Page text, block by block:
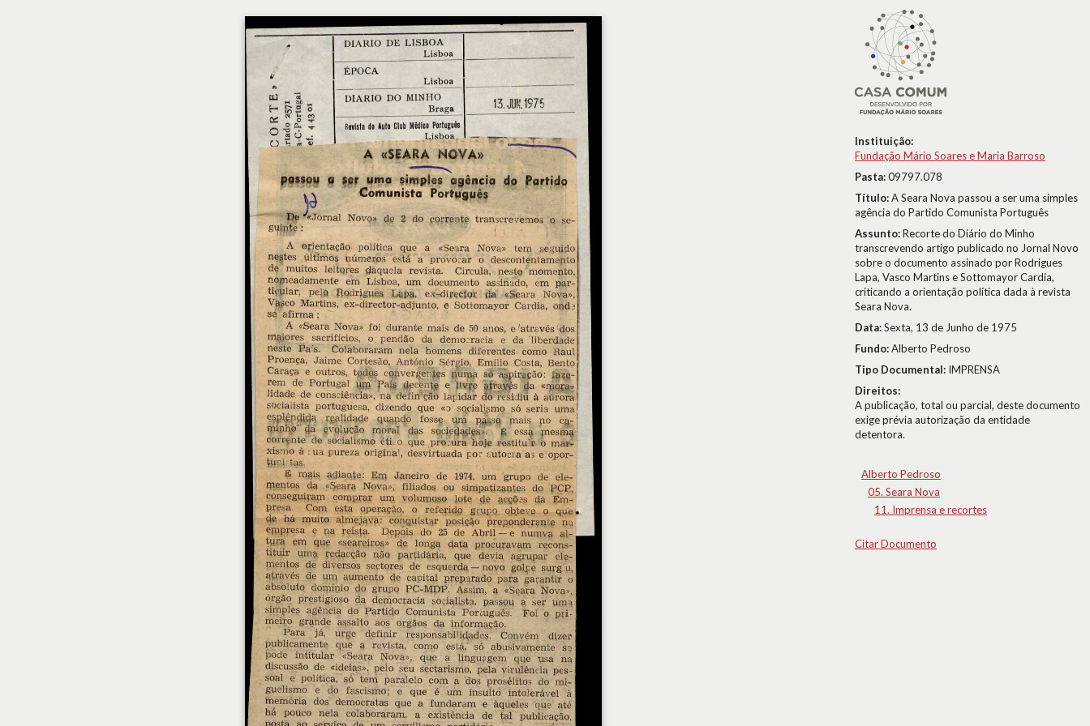
Instituição:
Fundação Mário Soares e Maria Barroso
Pasta:09797.078
Título:A Seara Nova passou a ser uma simples
agência do Partido Comunista Português
Assunto:Recorte do Diário do Minho
transcrevendo artigo publicado no Jornal Novo
sobre o documento assinado por Rodrigues
Lapa, Vasco Martins e Sottomayor Cardia,
criticando a orientação política dada à revista
Seara Nova.
Data:Sexta, 13 de Junho de 1975
Fundo:Alberto Pedroso
Tipo Documental: IMPRENSA
Direitos:
A publicação, total ou parcial, deste documento
exige prévia autorização da entidade
detentora.
Alberto Pedroso
05. Seara Nova
11. Imprensa e recortes
Citar Documento